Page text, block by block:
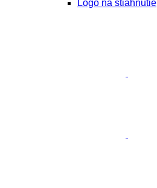
Logo na stiahnutie